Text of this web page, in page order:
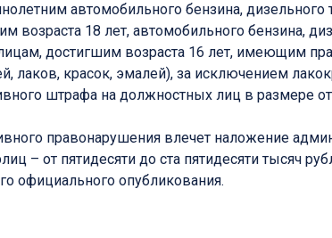
автомобильного бензина, дизельного
возраста 18 лет, автомобильного бензина,
достигшим возраста 16 лет, имеющим
лаков, красок, эмалей), за исключением
штрафа на должностных лиц в размере
правонарушения влечет наложение
– от пятидесяти до ста пятидесяти тысяч
официального опубликования.